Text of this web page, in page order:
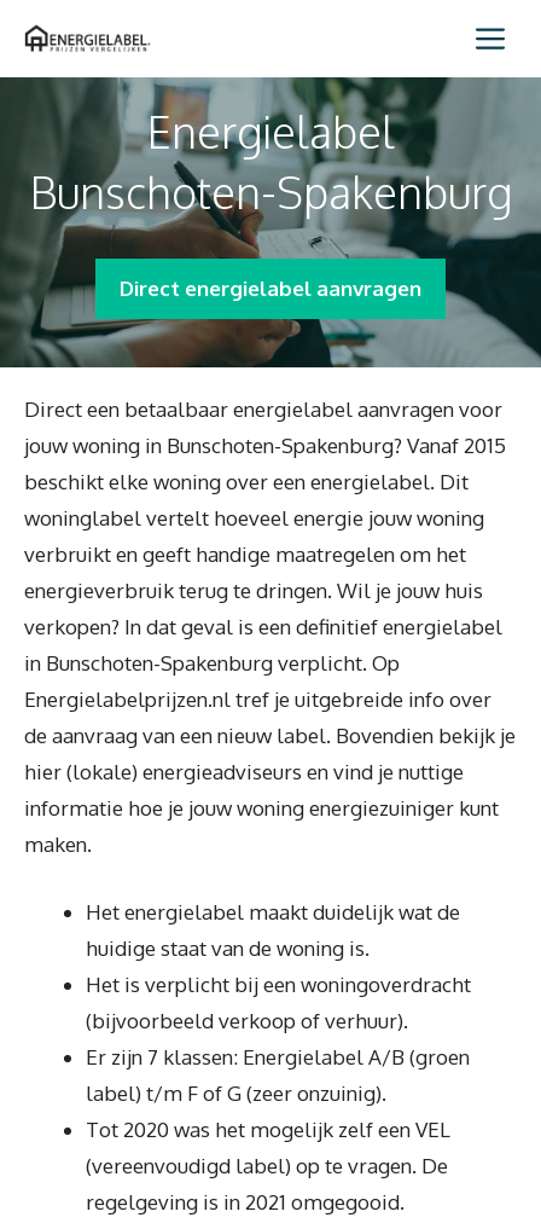
naar
Energielabel
Bunschoten-Spakenburg
Direct energielabel aanvragen
Direct een betaalbaar energielabel aanvragen voor
jouw woning in Bunschoten-Spakenburg? Vanaf 2015
beschikt elke woning over een energielabel. Dit
woninglabel vertelt hoeveel energie jouw woning
verbruikt en geeft handige maatregelen om het
energieverbruik terug te dringen. Wil je jouw huis
verkopen? In dat geval is een definitief energielabel
in Bunschoten-Spakenburg verplicht. Op
Energielabelprijzen.nl tref je uitgebreide info over
de aanvraag van een nieuw label. Bovendien bekijk je
hier (lokale) energieadviseurs en vind je nuttige
informatie hoe je jouw woning energiezuiniger kunt
maken.
Het energielabel maakt duidelijk wat de
huidige staat van de woning is.
Het is verplicht bij een woningoverdracht
(bijvoorbeeld verkoop of verhuur).
Er zijn 7 klassen: Energielabel A/B (groen
label) t/m F of G (zeer onzuinig).
Tot 2020 was het mogelijk zelf een VEL
(vereenvoudigd label) op te vragen. De
regelgeving is in 2021 omgegooid.